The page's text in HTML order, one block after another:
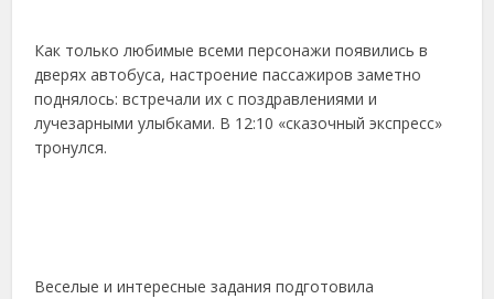
Как только любимые всеми персонажи появились в
дверях автобуса, настроение пассажиров заметно
поднялось: встречали их с поздравлениями и
лучезарными улыбками. В 12:10 «сказочный экспресс»
тронулся.
Веселые и интересные задания подготовила